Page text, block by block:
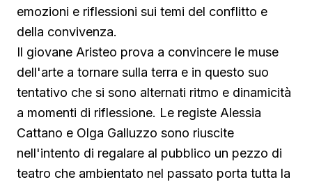
emozioni e riflessioni sui temi del conflitto e
della convivenza.
Il giovane Aristeo prova a convincere le muse
dell'arte a tornare sulla terra e in questo suo
tentativo che si sono alternati ritmo e dinamicità
a momenti di riflessione. Le registe Alessia
Cattano e Olga Galluzzo sono riuscite
nell'intento di regalare al pubblico un pezzo di
teatro che ambientato nel passato porta tutta la